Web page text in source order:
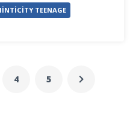
TEENAGE
4 5